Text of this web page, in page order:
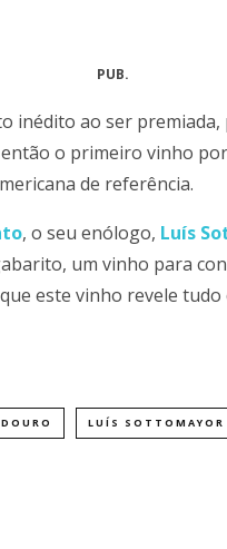
PUB.
inédito ao ser premiada,
o primeiro vinho
de referência.
, o seu enólogo, Luís
um vinho para
este vinho revele tudo
DOURO LUÍS SOTTOMAYOR